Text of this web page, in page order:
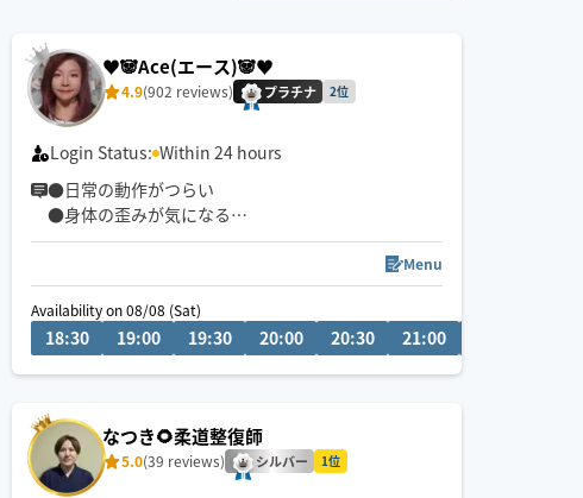
22:00 22:30
♥️🐼Ace(エース)🐼♥️
4.9(902 reviews) プラチナ 2位
Login Status: Within 24 hours
●日常の動作がつらい
●身体の歪みが気になる
●趣味や仕事のパフォーマンスを良くしたい
どんなお悩みにも真摯に向き合い身体の痛みや不
調、お客様の気になる所をその場しのぎではなく"根
本"から対応させて頂きます
慢性的な肩こり腰痛
足の浮腫み
末端冷え性
Menu
Availability on 08/08 (Sat)
18:30 19:00 19:30 20:00 20:30 21:00
なつき🌻柔道整復師
5.0(39 reviews) シルバー 1位